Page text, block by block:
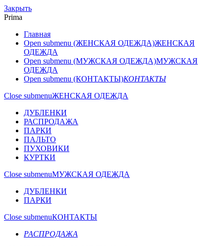
Закрыть
Prima
Главная
Open submenu (ЖЕНСКАЯ ОДЕЖДА)ЖЕНСКАЯ
ОДЕЖДА
Open submenu (МУЖСКАЯ ОДЕЖДА)МУЖСКАЯ
ОДЕЖДА
Open submenu (КОНТАКТЫ)КОНТАКТЫ
Close submenuЖЕНСКАЯ ОДЕЖДА
ДУБЛЕНКИ
РАСПРОДАЖА
ПАРКИ
ПАЛЬТО
ПУХОВИКИ
КУРТКИ
Close submenuМУЖСКАЯ ОДЕЖДА
ДУБЛЕНКИ
ПАРКИ
Close submenuКОНТАКТЫ
РАСПРОДАЖА